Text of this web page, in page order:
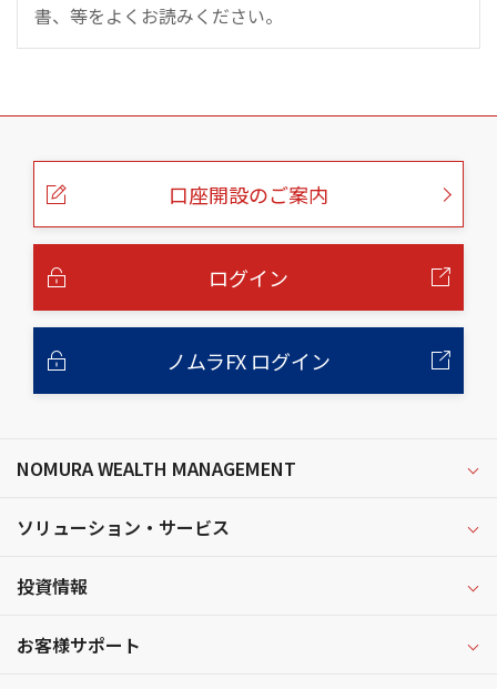
書、等をよくお読みください。
こ
口座開設のご案内
ログイン
ノムラFX ログイン
NOMURA WEALTH MANAGEMENT
ソリューション・サービス
投資情報
お客様サポート